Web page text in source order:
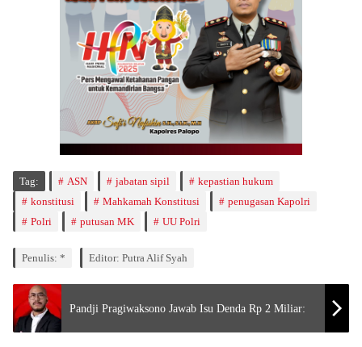
Tag: ASN jabatan sipil
kepastian hukum
konstitusi
Mahkamah Konstitusi
penugasan Kapolri
Polri
putusan MK UU Polri
Penulis: * Editor: Putra Alif Syah
Pandji Pragiwaksono Jawab Isu Denda Rp 2 Miliar: